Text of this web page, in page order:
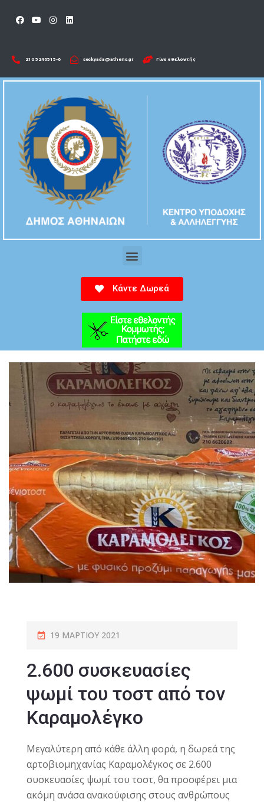
210 5246515-6​ seckyada@athens.gr Γίνε εθελοντής
Κάντε Δωρεά
19 ΜΑΡΤΊΟΥ 2021
2.600 συσκευασίες
ψωμί του τοστ από τον
Καραμολέγκο
Μεγαλύτερη από κάθε άλλη φορά, η δωρεά της
αρτοβιομηχανίας Καραμολέγκος σε 2.600
συσκευασίες ψωμί του τοστ, θα προσφέρει μια
ακόμη ανάσα ανακούφισης στους ανθρώπους